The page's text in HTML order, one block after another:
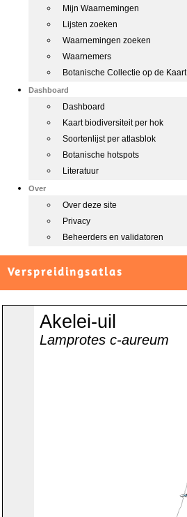
Mijn Waarnemingen
Lijsten zoeken
Waarnemingen zoeken
Waarnemers
Botanische Collectie op de Kaart
Dashboard
Dashboard
Kaart biodiversiteit per hok
Soortenlijst per atlasblok
Botanische hotspots
Literatuur
Over
Over deze site
Privacy
Beheerders en validatoren
Verspreidingsatlas